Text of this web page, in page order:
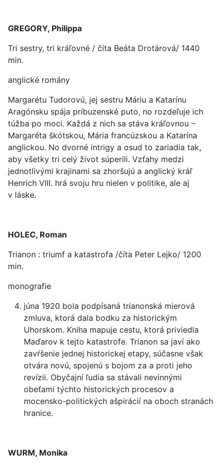
GREGORY, Philippa
Tri sestry, tri kráľovné / číta Beáta Drotárová/ 1440
min.
anglické romány
Margarétu Tudorovú, jej sestru Máriu a Katarínu
Aragónsku spája príbuzenské puto, no rozdeľuje ich
túžba po moci. Každá z nich sa stáva kráľovnou –
Margaréta škótskou, Mária francúzskou a Katarína
anglickou. No dvorné intrigy a osud to zariadia tak,
aby všetky tri celý život súperili. Vzťahy medzi
jednotlivými krajinami sa zhoršujú a anglický kráľ
Henrich VIII. hrá svoju hru nielen v politike, ale aj
v láske.
HOLEC, Roman
Trianon : triumf a katastrofa /číta Peter Lejko/ 1200
min.
monografie
júna 1920 bola podpísaná trianonská mierová
zmluva, ktorá dala bodku za historickým
Uhorskom. Kniha mapuje cestu, ktorá priviedla
Maďarov k tejto katastrofe. Trianon sa javí ako
zavŕšenie jednej historickej etapy, súčasne však
otvára novú, spojenú s bojom za a proti jeho
revízii. Obyčajní ľudia sa stávali nevinnými
obeťami týchto historických procesov a
mocensko-politických ašpirácií na oboch stranách
hranice.
WURM, Monika